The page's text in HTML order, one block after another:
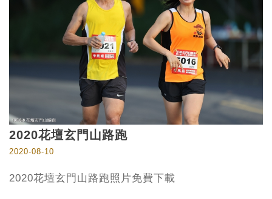
2020花壇玄門山路跑
2020-08-10
2020花壇玄門山路跑照片免費下載